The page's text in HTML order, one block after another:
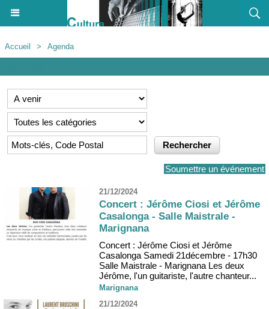
Accueil > Agenda
Soumettre un événement
21/12/2024
Concert : Jérôme Ciosi et Jérôme
Casalonga - Salle Maistrale -
Marignana
Concert : Jérôme Ciosi et Jérôme
Casalonga Samedi 21décembre - 17h30
Salle Maistrale - Marignana Les deux
Jérôme, l'un guitariste, l'autre chanteur...
Marignana
21/12/2024